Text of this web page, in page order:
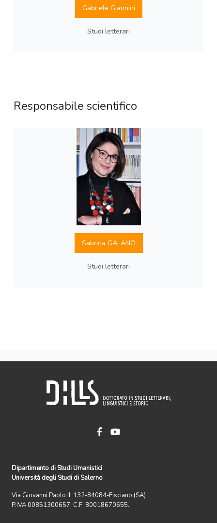
Gabriele Giannini
Studi letterari
Responsabile scientifico
Sabrina GALANO
Studi letterari
Dipartimento di Studi Umanistici
Università degli Studi di Salerno
Via Giovanni Paolo II, 132-84084-Fisciano (SA)
P.IVA 00851300657; C.F. 80018670655.